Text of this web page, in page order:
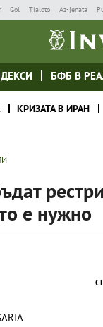
Gol Tialoto Az-jenata
БФБ В
КРИЗАТА В ИРАН
е нужно